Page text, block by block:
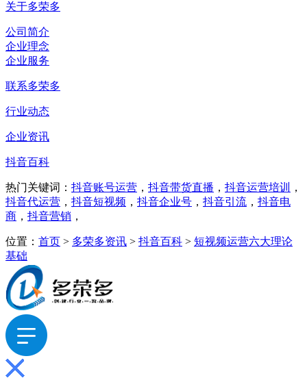
关于多荣多
公司简介
企业理念
企业服务
联系多荣多
行业动态
企业资讯
抖音百科
热门关键词： 抖音账号运营 ， 抖音带货直播 ， 抖音运营培训
，
抖音代运营 ， 抖音短视频 ， 抖音企业号 ， 抖音引流 ， 抖音电
商 ， 抖音营销 ，
位置： 首页 > 多荣多资讯 > 抖音百科 > 短视频运营六大理论
基础